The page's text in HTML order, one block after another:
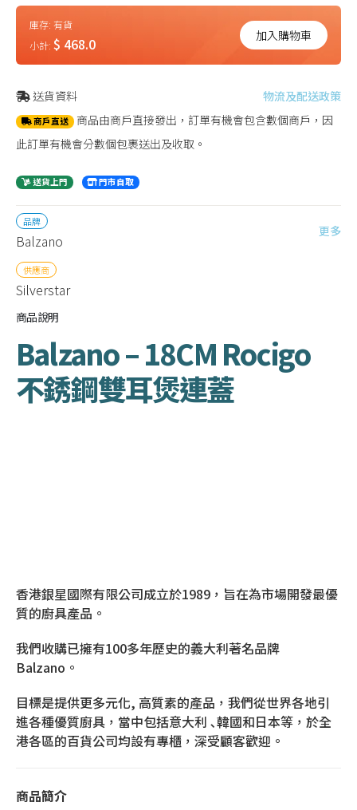
庫存: 有貨
小計: $ 468.0 加入購物車
送貨資料 物流及配送政策
商戶直送 商品由商戶直接發出，訂單有機會包含數個商戶，因
此訂單有機會分數個包裹送出及收取。
送貨上門 門市自取
品牌
Balzano
更多
供應商
Silverstar
商品說明
Balzano – 18CM Rocigo
不銹鋼雙耳煲連蓋
香港銀星國際有限公司成立於1989，旨在為市場開發最優
質的廚具產品。
我們收購已擁有100多年歷史的義大利著名品牌
Balzano。
目標是提供更多元化, 高質素的產品，我們從世界各地引
進各種優質廚具，當中包括意大利 ､韓國和日本等，於全
港各區的百貨公司均設有專櫃，深受顧客歡迎。
商品簡介